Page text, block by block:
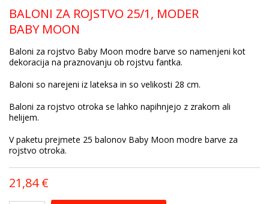
BALONI ZA ROJSTVO 25/1, MODER
BABY MOON
Baloni za rojstvo Baby Moon modre barve so namenjeni kot
dekoracija na praznovanju ob rojstvu fantka.
Baloni so narejeni iz lateksa in so velikosti 28 cm.
Baloni za rojstvo otroka se lahko napihnjejo z zrakom ali
helijem.
V paketu prejmete 25 balonov Baby Moon modre barve za
rojstvo otroka.
21,84 €